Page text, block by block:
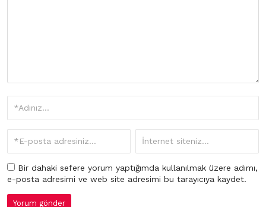
Bir dahaki sefere yorum yaptığımda kullanılmak üzere adımı,
e-posta adresimi ve web site adresimi bu tarayıcıya kaydet.